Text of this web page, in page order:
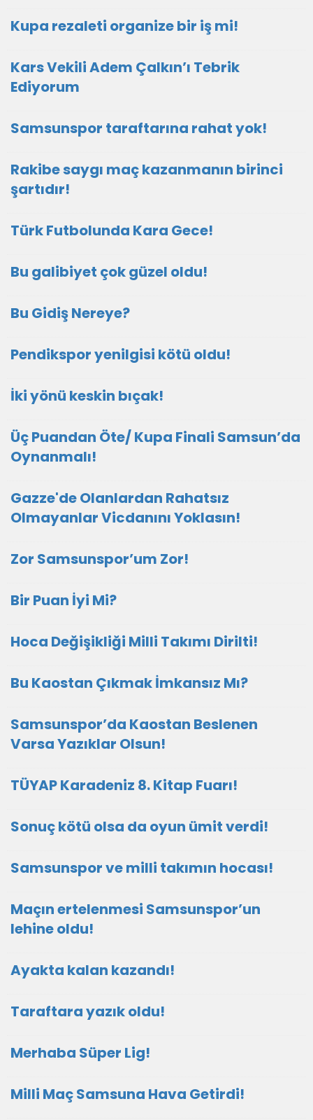
Kupa rezaleti organize bir iş mi!
Kars Vekili Adem Çalkın’ı Tebrik
Ediyorum
Samsunspor taraftarına rahat yok!
Rakibe saygı maç kazanmanın birinci
şartıdır!
Türk Futbolunda Kara Gece!
Bu galibiyet çok güzel oldu!
Bu Gidiş Nereye?
Pendikspor yenilgisi kötü oldu!
İki yönü keskin bıçak!
Üç Puandan Öte/ Kupa Finali Samsun’da
Oynanmalı!
Gazze'de Olanlardan Rahatsız
Olmayanlar Vicdanını Yoklasın!
Zor Samsunspor’um Zor!
Bir Puan İyi Mi?
Hoca Değişikliği Milli Takımı Dirilti!
Bu Kaostan Çıkmak İmkansız Mı?
Samsunspor’da Kaostan Beslenen
Varsa Yazıklar Olsun!
TÜYAP Karadeniz 8. Kitap Fuarı!
Sonuç kötü olsa da oyun ümit verdi!
Samsunspor ve milli takımın hocası!
Maçın ertelenmesi Samsunspor’un
lehine oldu!
Ayakta kalan kazandı!
Taraftara yazık oldu!
Merhaba Süper Lig!
Milli Maç Samsuna Hava Getirdi!